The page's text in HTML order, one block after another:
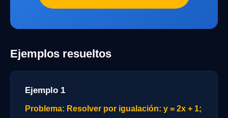
Ejemplos resueltos
Ejemplo 1
Problema: Resolver por igualación: y = 2x + 1;